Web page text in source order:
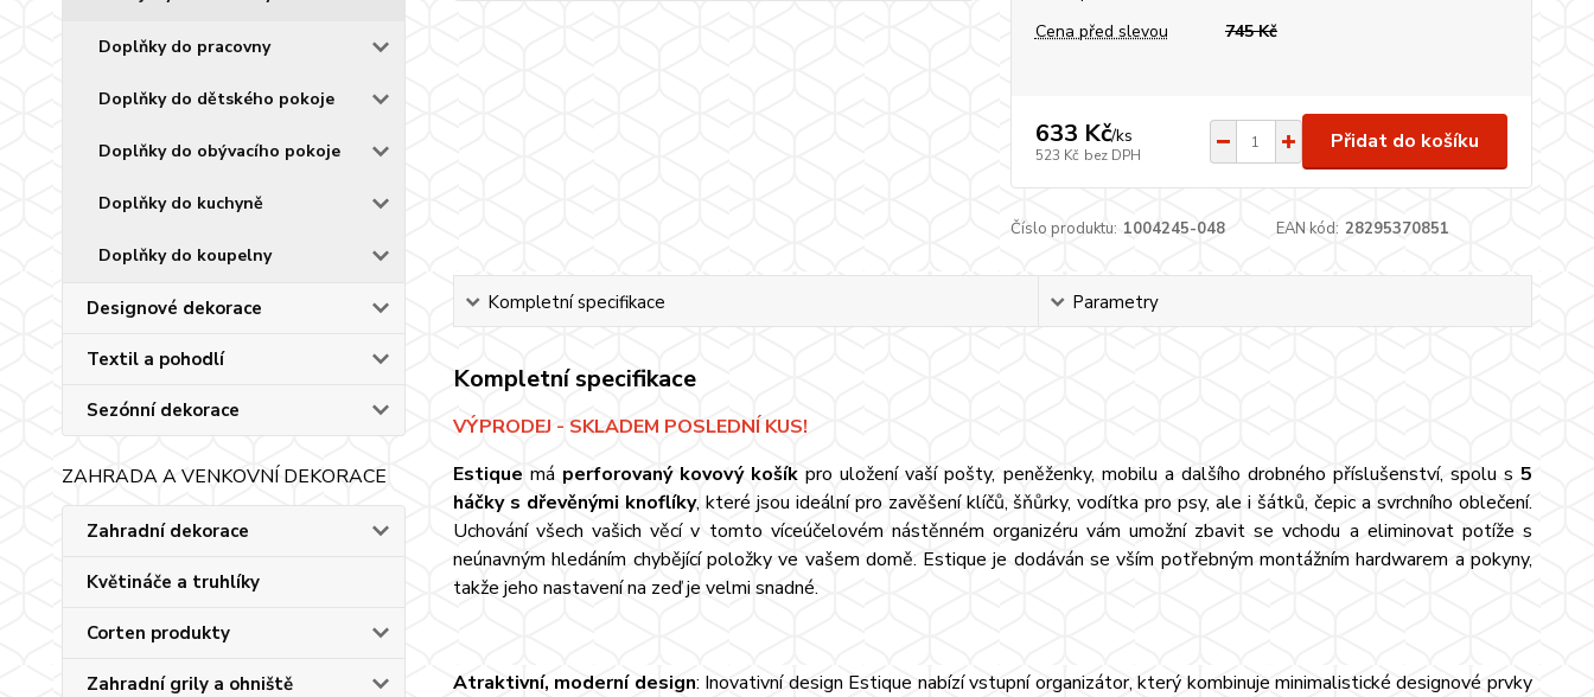
Doplňky do pracovny
Doplňky do dětského pokoje
Doplňky do obývacího pokoje
Doplňky do kuchyně
Doplňky do koupelny
Designové dekorace
Textil a pohodlí
Sezónní dekorace
ZAHRADA A VENKOVNÍ DEKORACE
Zahradní dekorace
Květináče a truhlíky
Corten produkty
Zahradní grily a ohniště
Cena před slevou
745 Kč
633 Kč/ks
523 Kč bez DPH
Přidat do košíku
Číslo produktu: 1004245-048 EAN kód: 28295370851
Kompletní specifikace Parametry
Kompletní specifikace
VÝPRODEJ - SKLADEM POSLEDNÍ KUS!
Estiquemá perforovaný kovový košík pro uložení vaší pošty, peněženky, mobilu a dalšího drobného příslušenství, spolu s 5
háčky s dřevěnými knoflíky, které jsou ideální pro zavěšení klíčů, šňůrky, vodítka pro psy, ale i šátků, čepic a svrchního oblečení.
Uchování všech vašich věcí v tomto víceúčelovém nástěnném organizéru vám umožní zbavit se vchodu a eliminovat potíže s
neúnavným hledáním chybějící položky ve vašem domě. Estique je dodáván se vším potřebným montážním hardwarem a pokyny,
takže jeho nastavení na zeď je velmi snadné.
Atraktivní, moderní design: Inovativní design Estique nabízí vstupní organizátor, který kombinuje minimalistické designové prvky